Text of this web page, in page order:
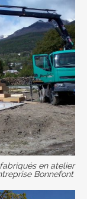
en atelier
Bonnefont